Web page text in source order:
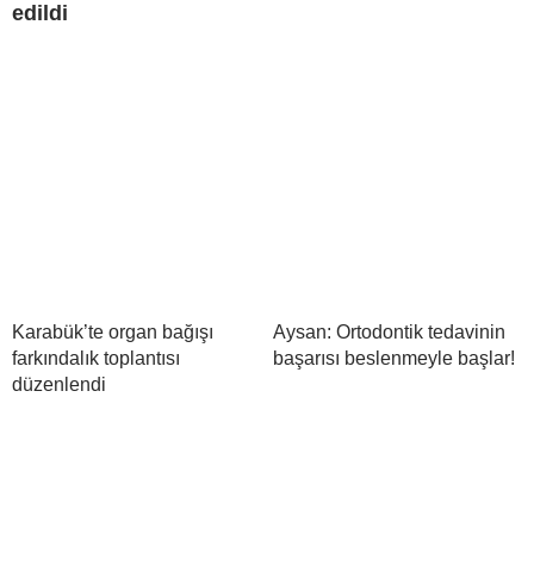
edildi
Karabük’te organ bağışı
farkındalık toplantısı
düzenlendi
Aysan: Ortodontik tedavinin
başarısı beslenmeyle başlar!